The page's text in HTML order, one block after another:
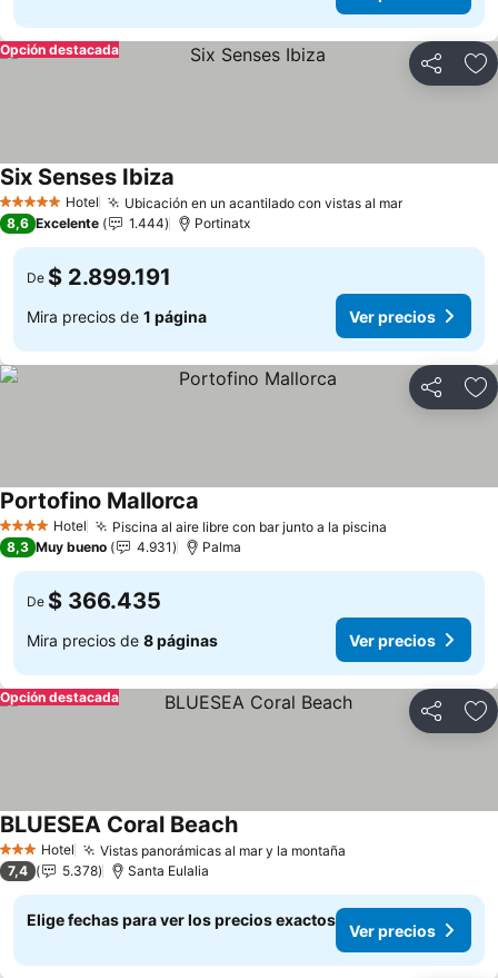
Compartir
Opción destacada
5 Estrellas Hotel Ubicación en un acantilado con vistas al mar
Six Senses Ibiza
8,6 Excelente 1.444 Portinatx
De $ 2.899.191
Mira precios de 1 página Ver precios
Compartir
4 EstrellasHotel Piscina al aire libre con bar junto a la piscina
Portofino Mallorca
8,3 Muy bueno 4.931 Palma
De $ 366.435
Mira precios de 8 páginas Ver precios
Compartir
Opción destacada
3 Estrellas
Hotel Vistas panorámicas al mar y la montaña
BLUESEA Coral Beach
7,4 5.378 Santa Eulalia
Elige fechas para ver los precios exactos
Ver precios